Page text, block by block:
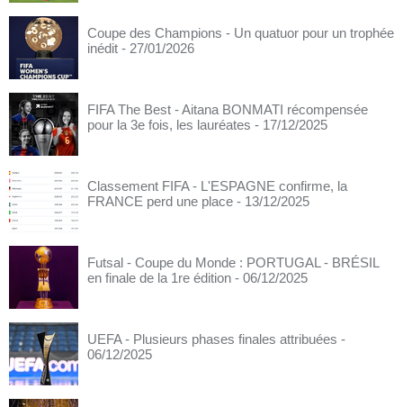
Coupe des Champions - Un quatuor pour un trophée
inédit - 27/01/2026
FIFA The Best - Aitana BONMATI récompensée
pour la 3e fois, les lauréates - 17/12/2025
Classement FIFA - L'ESPAGNE confirme, la
FRANCE perd une place - 13/12/2025
Futsal - Coupe du Monde : PORTUGAL - BRÉSIL
en finale de la 1re édition - 06/12/2025
UEFA - Plusieurs phases finales attribuées -
06/12/2025